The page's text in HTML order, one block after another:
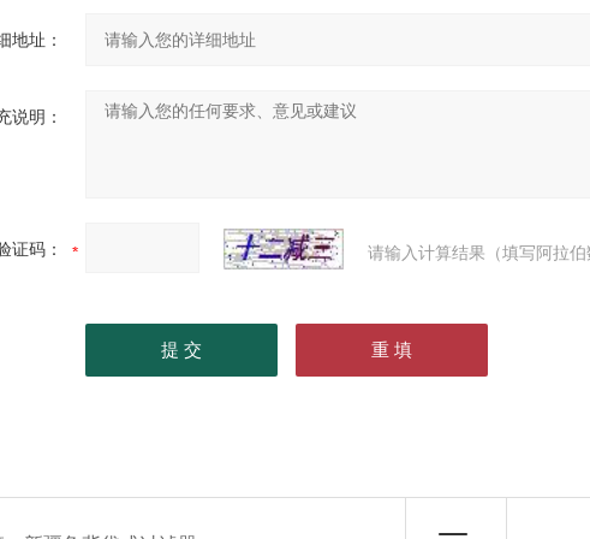
地址：
说明：
证码： 请输入计算结果（填写阿拉